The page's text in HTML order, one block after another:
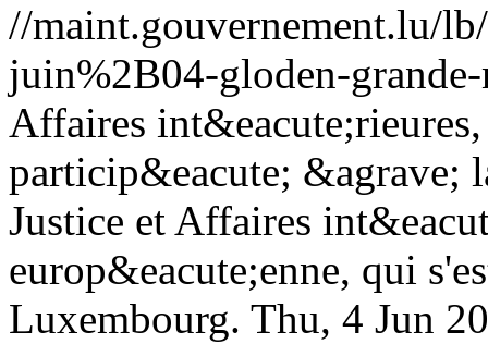
//maint.gouvernement.lu/
juin%2B04-gloden-
Affaires
particip&eacute; &agrave;
Justice et Affaires
europ&eacute;enne, qui
Luxembourg. Thu, 4 Jun